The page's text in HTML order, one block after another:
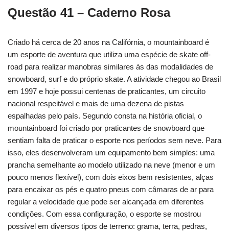
Questão 41 – Caderno Rosa
Criado há cerca de 20 anos na Califórnia, o mountainboard é
um esporte de aventura que utiliza uma espécie de skate off-
road para realizar manobras similares às das modalidades de
snowboard, surf e do próprio skate. A atividade chegou ao Brasil
em 1997 e hoje possui centenas de praticantes, um circuito
nacional respeitável e mais de uma dezena de pistas
espalhadas pelo país. Segundo consta na história oficial, o
mountainboard foi criado por praticantes de snowboard que
sentiam falta de praticar o esporte nos períodos sem neve. Para
isso, eles desenvolveram um equipamento bem simples: uma
prancha semelhante ao modelo utilizado na neve (menor e um
pouco menos flexível), com dois eixos bem resistentes, alças
para encaixar os pés e quatro pneus com câmaras de ar para
regular a velocidade que pode ser alcançada em diferentes
condições. Com essa configuração, o esporte se mostrou
possível em diversos tipos de terreno: grama, terra, pedras,